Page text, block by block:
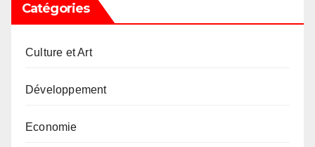
Catégories
Culture et Art
Développement
Economie